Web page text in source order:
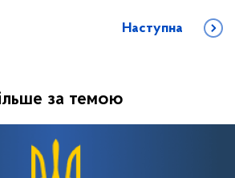
Наступна
за темою